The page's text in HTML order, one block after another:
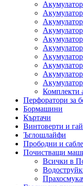
Комплекти
Перфоратори за
Бормашини
Къртачи
Винтоверти и
Ъглошлайфи
Прободни и
Почистващи
Всички в